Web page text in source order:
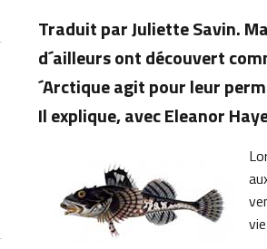
Traduit par Juliette Savin.
d´ailleurs ont découvert
´Arctique agit pour leur
Il explique, avec Eleanor